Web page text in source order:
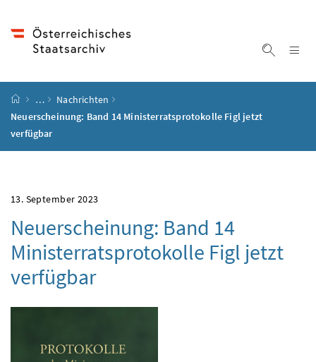
Startseite
…
Nachrichten
Neuerscheinung: Band 14 Ministerratsprotokolle Figl jetzt
verfügbar
13. September 2023
Neuerscheinung: Band 14
Ministerratsprotokolle Figl jetzt
verfügbar